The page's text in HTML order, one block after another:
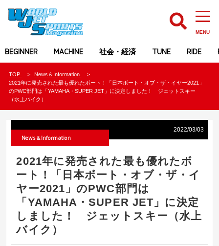
MENU
BEGINNER MACHINE 社会・経済 TUNE RIDE
TOP
News＆Information
2021年に発売された最も優れたボート！「日本ボート・オブ・ザ・イヤー2021」
のPWC部門は「YAMAHA・SUPER JET」に決定しました！ ジェットスキー
（水上バイク）
2022/03/03
News＆Information
2021年に発売された最も優れたボ
ート！「日本ボート・オブ・ザ・イ
ヤー2021」のPWC部門は
「YAMAHA・SUPER JET」に決定
しました！ ジェットスキー（水上
バイク）